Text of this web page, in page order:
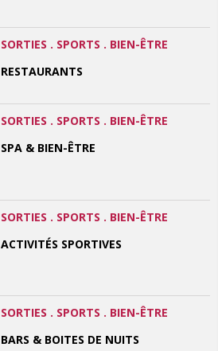
SORTIES . SPORTS . BIEN-ÊTRE
RESTAURANTS
SORTIES . SPORTS . BIEN-ÊTRE
SPA & BIEN-ÊTRE
SORTIES . SPORTS . BIEN-ÊTRE
ACTIVITÉS SPORTIVES
SORTIES . SPORTS . BIEN-ÊTRE
BARS & BOITES DE NUITS